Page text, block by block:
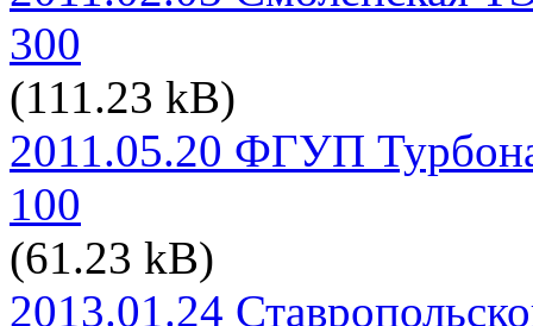
300
(111.23 kB)
2011.05.20 ФГУП
100
(61.23 kB)
2013.01.24